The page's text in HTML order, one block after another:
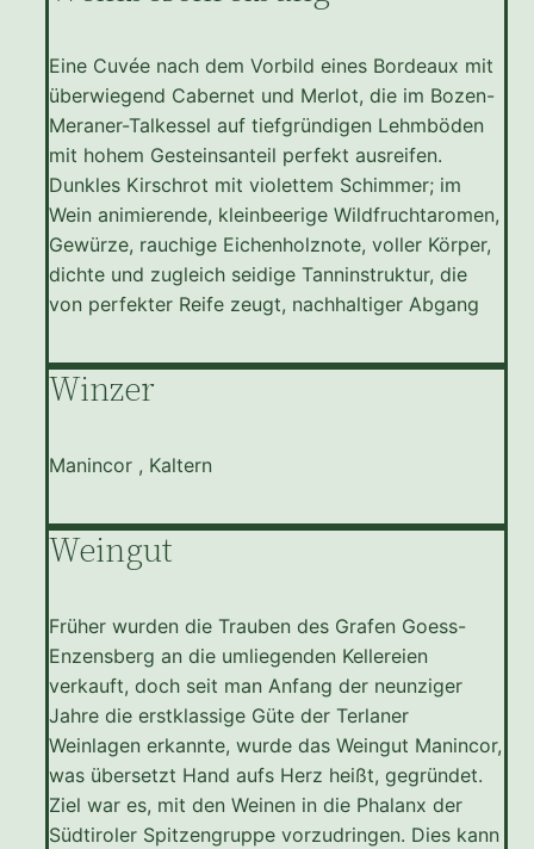
Eine Cuvée nach dem Vorbild eines Bordeaux mit
überwiegend Cabernet und Merlot, die im Bozen-
Meraner-Talkessel auf tiefgründigen Lehmböden
mit hohem Gesteinsanteil perfekt ausreifen.
Dunkles Kirschrot mit violettem Schimmer; im
Wein animierende, kleinbeerige Wildfruchtaromen,
Gewürze, rauchige Eichenholznote, voller Körper,
dichte und zugleich seidige Tanninstruktur, die
von perfekter Reife zeugt, nachhaltiger Abgang
Winzer
Manincor , Kaltern
Weingut
Früher wurden die Trauben des Grafen Goess-
Enzensberg an die umliegenden Kellereien
verkauft, doch seit man Anfang der neunziger
Jahre die erstklassige Güte der Terlaner
Weinlagen erkannte, wurde das Weingut Manincor,
was übersetzt Hand aufs Herz heißt, gegründet.
Ziel war es, mit den Weinen in die Phalanx der
Südtiroler Spitzengruppe vorzudringen. Dies kann